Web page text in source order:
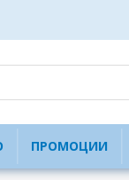
ПРОМОЦИИ